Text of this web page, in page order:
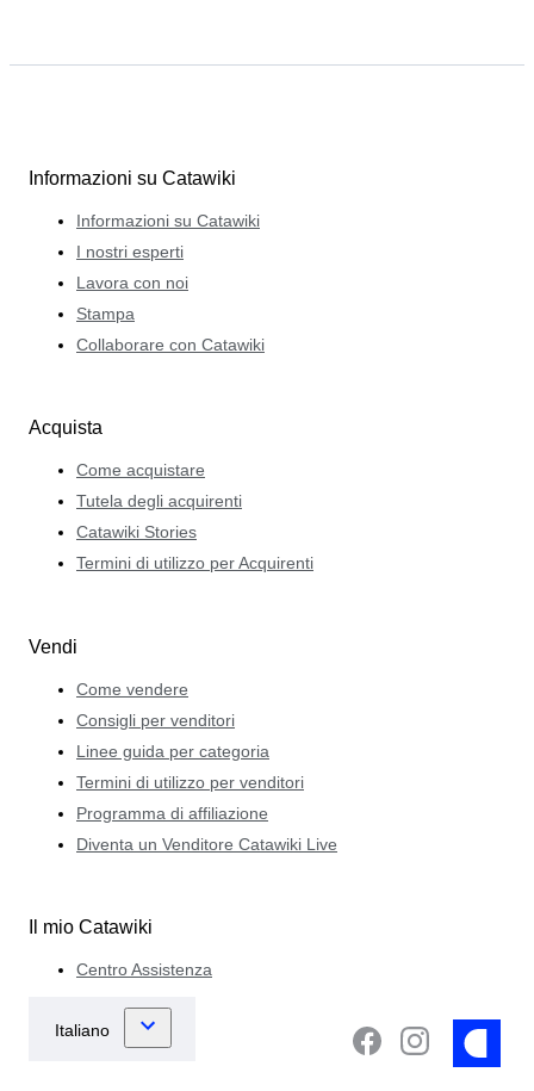
Informazioni su Catawiki
Informazioni su Catawiki
I nostri esperti
Lavora con noi
Stampa
Collaborare con Catawiki
Acquista
Come acquistare
Tutela degli acquirenti
Catawiki Stories
Termini di utilizzo per Acquirenti
Vendi
Come vendere
Consigli per venditori
Linee guida per categoria
Termini di utilizzo per venditori
Programma di affiliazione
Diventa un Venditore Catawiki Live
Il mio Catawiki
Centro Assistenza